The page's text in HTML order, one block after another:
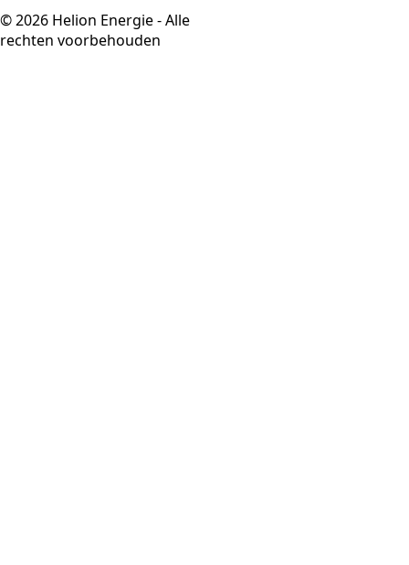
© 2026 Helion Energie - Alle
rechten voorbehouden